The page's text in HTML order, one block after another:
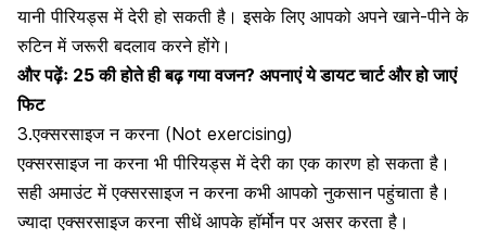
यानी पीरियड्स में देरी हो सकती है। इसके लिए आपको अपने खाने-पीने के
रुटिन में जरूरी बदलाव करने होंगे।
और पढ़ेंः 25 की होते ही बढ़ गया वजन? अपनाएं ये डायट चार्ट और हो जाएं
फिट
3.एक्सरसाइज न करना (Not exercising)
एक्सरसाइज ना करना भी पीरियड्स में देरी का एक कारण हो सकता है।
सही अमाउंट में एक्सरसाइज न करना कभी आपको नुकसान पहुंचाता है।
ज्यादा एक्सरसाइज करना सीधें आपके हॉर्मोन पर असर करता है।